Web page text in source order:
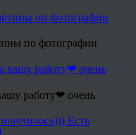
по фотографии
работу❤ очень